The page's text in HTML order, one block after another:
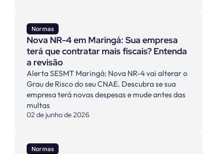
Normas
Nova NR-4 em Maringá: Sua empresa
terá que contratar mais fiscais? Entenda
a revisão
Alerta SESMT Maringá: Nova NR-4 vai alterar o
Grau de Risco do seu CNAE. Descubra se sua
empresa terá novas despesas e mude antes das
multas
02 de junho de 2026
Normas